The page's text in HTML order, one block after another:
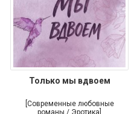
Только мы вдвоем
[Современные любовные